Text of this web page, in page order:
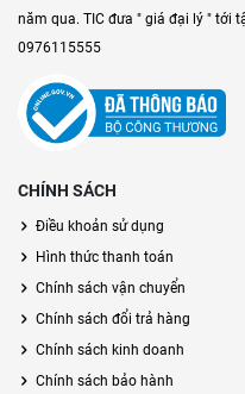
năm qua. TIC đưa " giá đại lý " tới
0976115555
CHÍNH SÁCH
Điều khoản sử dụng
Hình thức thanh toán
Chính sách vận chuyển
Chính sách đổi trả hàng
Chính sách kinh doanh
Chính sách bảo hành